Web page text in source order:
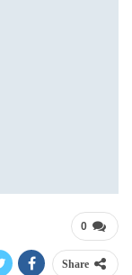
0
Share